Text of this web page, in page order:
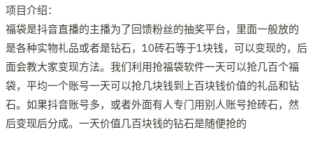
项目介绍：
福袋是抖音直播的主播为了回馈粉丝的抽奖平台，里面一般放的
是各种实物礼品或者是钻石，10砖石等于1块钱，可以变现的，后
面会教大家变现方法。我们利用抢福袋软件一天可以抢几百个福
袋，平均一个账号一天可以抢几块钱到上百块钱价值的礼品和钻
石。如果抖音账号多，或者外面有人专门用别人账号抢砖石，然
后变现后分成。一天价值几百块钱的钻石是随便抢的